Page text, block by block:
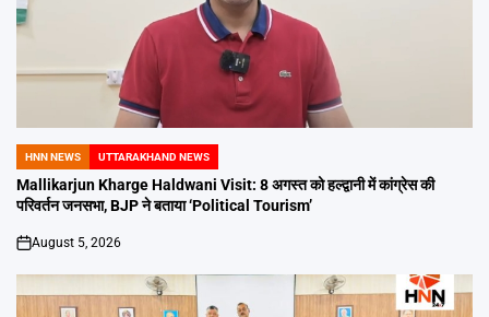
POSTED
IN
HNN NEWS UTTARAKHAND NEWS
Mallikarjun Kharge Haldwani Visit: 8 अगस्त को हल्द्वानी में कांग्रेस की
परिवर्तन जनसभा, BJP ने बताया ‘Political Tourism’
on
August 5, 2026